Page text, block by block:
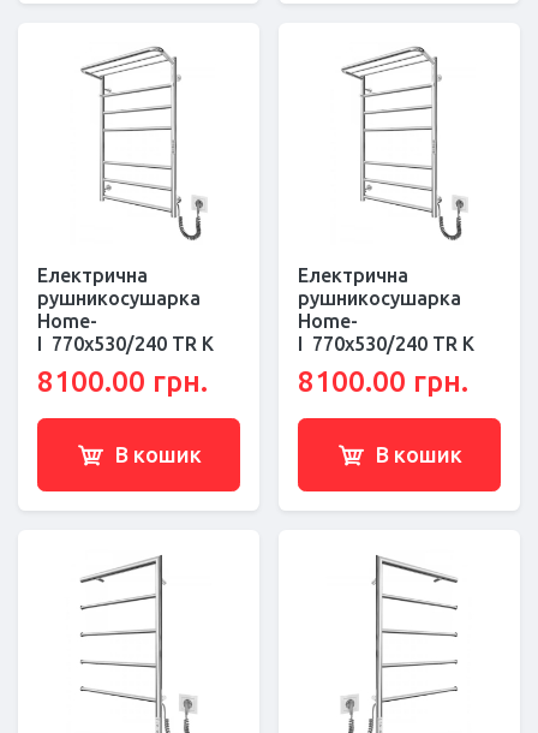
Електрична
рушникосушарка
Home-
І 770х530/240 TR К
8100.00 грн.
В кошик
Електрична
рушникосушарка
Home-
І 770х530/240 TR К
8100.00 грн.
В кошик